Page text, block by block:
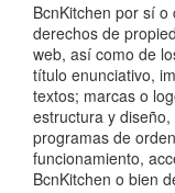
BcnKitchen por sí
derechos de
web, así como de
título enunciativo,
textos; marcas o
estructura y
programas de
funcionamiento,
BcnKitchen o bien